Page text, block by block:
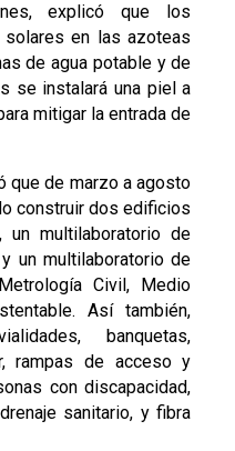
explicó que los
solares en las azoteas
de agua potable y de
se instalará una piel a
mitigar la entrada de
que de marzo a agosto
construir dos edificios
multilaboratorio de
un multilaboratorio de
Civil, Medio
Así también,
banquetas,
rampas de acceso y
con discapacidad,
sanitario, y fibra